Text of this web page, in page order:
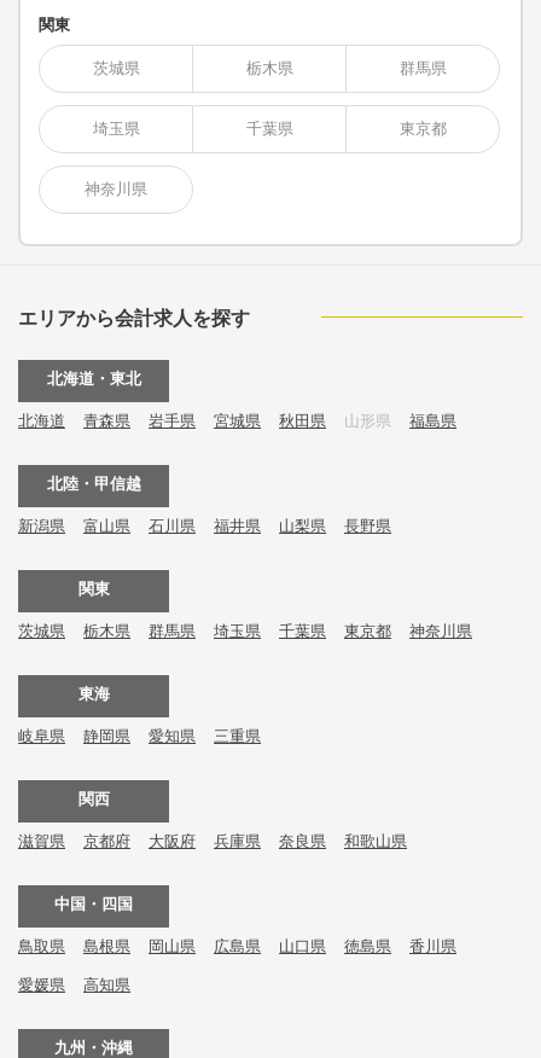
関東
茨城県 栃木県 群馬県
埼玉県 千葉県 東京都
神奈川県
エリアから会計求人を探す
北海道・東北
北海道 青森県 岩手県 宮城県 秋田県 山形県 福島県
北陸・甲信越
新潟県 富山県 石川県 福井県 山梨県 長野県
関東
茨城県 栃木県 群馬県 埼玉県 千葉県 東京都 神奈川県
東海
岐阜県 静岡県 愛知県 三重県
関西
滋賀県 京都府 大阪府 兵庫県 奈良県 和歌山県
中国・四国
鳥取県 島根県 岡山県 広島県 山口県 徳島県 香川県
愛媛県 高知県
九州・沖縄